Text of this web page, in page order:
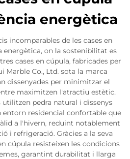
energètica
incomparables de les cases en
energètica, on la sostenibilitat es
cases en cúpula, fabricades per
Marble Co., Ltd. sota la marca
dissenyades per minimitzar el
maximitzen l'atractiu estètic.
pedra natural i dissenys
entorn residencial confortable que
a l'hivern, reduint notablement
i refrigeració. Gràcies a la seva
cúpula resisteixen les condicions
garantint durabilitat i llarga